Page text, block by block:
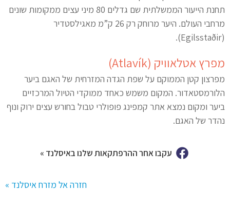
תחנת הייעור הממשלתית שם גדלים 80 מיני עצים ממקומות שונים
מרחבי העולם. היער מרוחק רק 26 ק”מ מאגילסטדיר
מפרץ אטלאוויק (Atlavík)
מפרצון קטן הממוקם על שפת הגדה המזרחית של האגם ביער
הלורמסטאדור. המקום משמש כאחד ממוקדי הטיול המרכזיים
ביער ומקום נמצא אתר קמפינג פופולרי טבול בחורש עצים ירוק ונוף
נהדר של האגם.
עקבו אחר ההרפתקאות שלנו באיסלנד »
חזרה אל מזרח איסלנד »